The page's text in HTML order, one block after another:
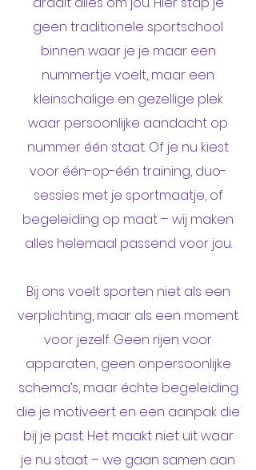
geen traditionele sportschool
binnen waar je je maar een
nummertje voelt, maar een
kleinschalige en gezellige plek
waar persoonlijke aandacht op
nummer één staat. Of je nu kiest
voor één-op-één training, duo-
sessies met je sportmaatje, of
begeleiding op maat – wij maken
alles helemaal passend voor jou.
Bij ons voelt sporten niet als een
verplichting, maar als een moment
voor jezelf. Geen rijen voor
apparaten, geen onpersoonlijke
schema’s, maar échte begeleiding
die je motiveert en een aanpak die
bij je past. Het maakt niet uit waar
je nu staat – we gaan samen aan